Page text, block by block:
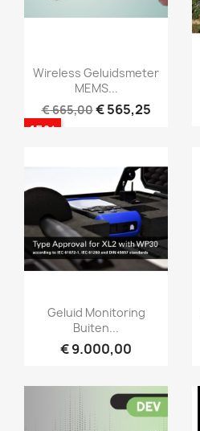
Snel bekijken
Wireless Geluidsmeter
MEMS...
€ 665,00
-15%
€ 565,25
Snel bekijken
Geluid Monitoring
Buiten...
€ 9.000,00